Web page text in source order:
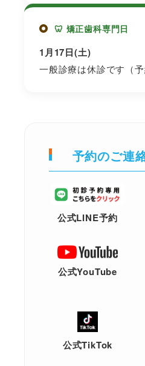
🦷 矯正歯科専門日
1月17日(土)
一般診療は休診です（予
予約のご連
公式LINE予約
公式YouTube
公式TikTok